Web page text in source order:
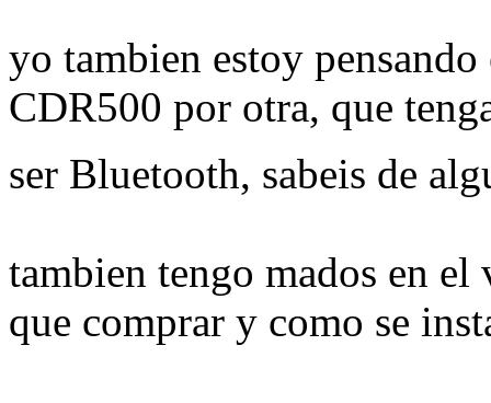
yo tambien estoy
CDR500 por otra, que
ser Bluetooth, sabeis de
tambien tengo mados en
que comprar y como se